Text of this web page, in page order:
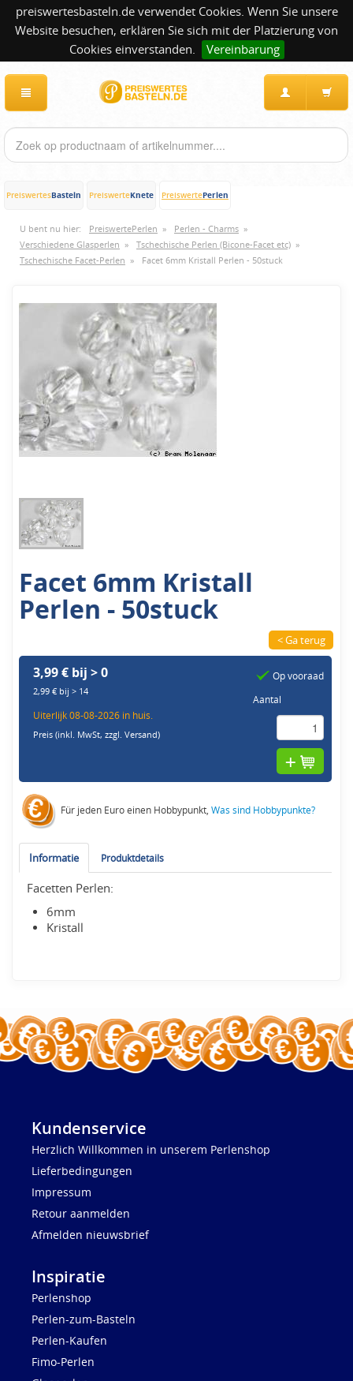
preiswertesbasteln.de verwendet Cookies. Wenn Sie unsere
Website besuchen, erklären Sie sich mit der Platzierung von
Cookies einverstanden.
Vereinbarung
PreiswertesBasteln PreiswerteKnete PreiswertePerlen
U bent nu hier: PreiswertePerlen » Perlen - Charms »
Verschiedene Glasperlen » Tschechische Perlen (Bicone-Facet etc) »
Tschechische Facet-Perlen » Facet 6mm Kristall Perlen - 50stuck
Facet 6mm Kristall
Perlen - 50stuck
< Ga terug
3,99 € bij > 0
2,99 € bij > 14
Uiterlijk 08-08-2026 in huis.
Preis (inkl. MwSt,zzgl. Versand)
Op vooraad
Aantal
Für jeden Euro einen Hobbypunkt,Was sind Hobbypunkte?
Informatie Produktdetails
Facetten Perlen:
6mm
Kristall
Kundenservice
Herzlich Willkommen in unserem Perlenshop
Lieferbedingungen
Impressum
Retour aanmelden
Afmelden nieuwsbrief
Inspiratie
Perlenshop
Perlen-zum-Basteln
Perlen-Kaufen
Fimo-Perlen